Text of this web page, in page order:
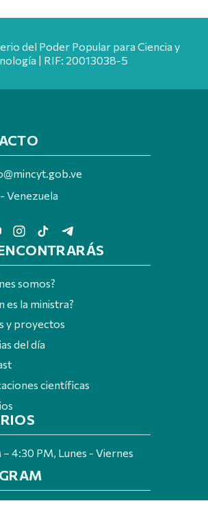
del Poder Popular para Ciencia y
| RIF: 20013038-5
Venezuela
somos?
es la ministra?
y proyectos
del día
científicas
4:30 PM, Lunes - Viernes